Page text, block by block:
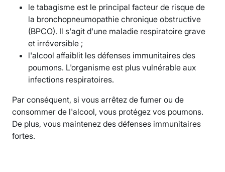
le tabagisme est le principal facteur de risque de
la bronchopneumopathie chronique obstructive
(BPCO). Il s'agit d'une maladie respiratoire grave
et irréversible ;
l'alcool affaiblit les défenses immunitaires des
poumons. L'organisme est plus vulnérable aux
infections respiratoires.
Par conséquent, si vous arrêtez de fumer ou de
consommer de l'alcool, vous protégez vos poumons.
De plus, vous maintenez des défenses immunitaires
fortes.